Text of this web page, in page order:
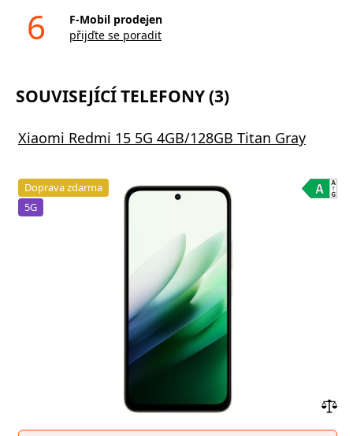
6
F-Mobil prodejen
přijďte se poradit
SOUVISEJÍCÍ TELEFONY (3)
Xiaomi Redmi 15 5G 4GB/128GB Titan Gray
Doprava zdarma
5G